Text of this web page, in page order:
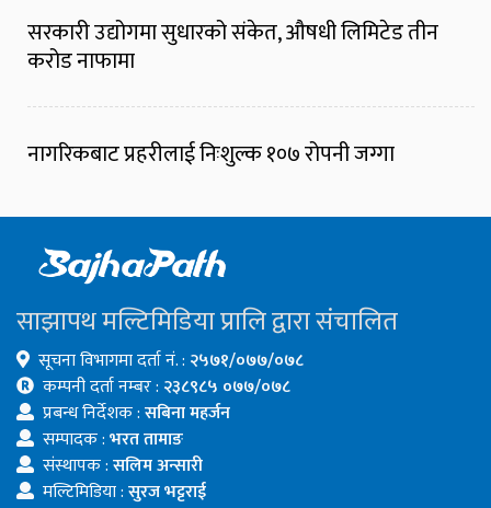
सरकारी उद्योगमा सुधारको संकेत, औषधी लिमिटेड तीन
करोड नाफामा
नागरिकबाट प्रहरीलाई निःशुल्क १०७ रोपनी जग्गा
साझापथ मल्टिमिडिया प्रालि द्वारा संचालित
सूचना विभागमा दर्ता नं. : २५७१/०७७/०७८
कम्पनी दर्ता नम्बर : २३८९८५ ०७७/०७८
प्रबन्ध निर्देशक :सबिना महर्जन
सम्पादक :भरत तामाङ
संस्थापक :सलिम अन्सारी
मल्टिमिडिया :सुरज भट्टराई